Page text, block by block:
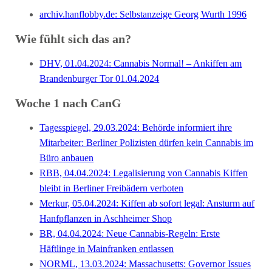
archiv.hanflobby.de: Selbstanzeige Georg Wurth 1996
Wie fühlt sich das an?
DHV, 01.04.2024: Cannabis Normal! – Ankiffen am
Brandenburger Tor 01.04.2024
Woche 1 nach CanG
Tagesspiegel, 29.03.2024: Behörde informiert ihre
Mitarbeiter: Berliner Polizisten dürfen kein Cannabis im
Büro anbauen
RBB, 04.04.2024: Legalisierung von Cannabis Kiffen
bleibt in Berliner Freibädern verboten
Merkur, 05.04.2024: Kiffen ab sofort legal: Ansturm auf
Hanfpflanzen in Aschheimer Shop
BR, 04.04.2024: Neue Cannabis-Regeln: Erste
Häftlinge in Mainfranken entlassen
NORML, 13.03.2024: Massachusetts: Governor Issues